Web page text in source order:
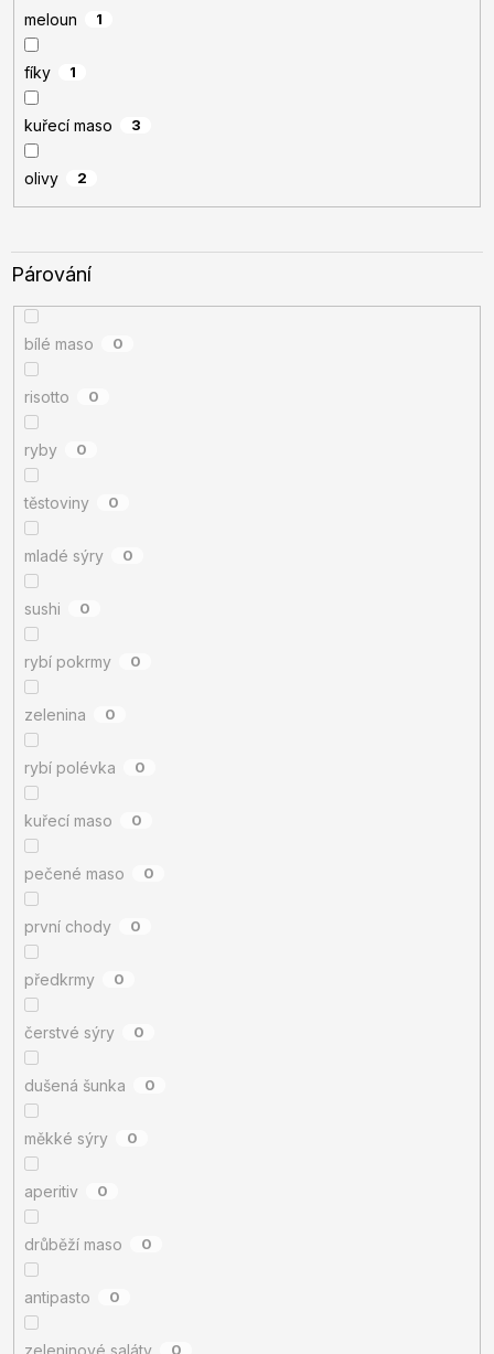
meloun 1
fíky 1
kuřecí maso 3
olivy 2
Párování
bílé maso 0
risotto 0
ryby 0
těstoviny 0
mladé sýry 0
sushi 0
rybí pokrmy 0
zelenina 0
rybí polévka 0
kuřecí maso 0
pečené maso 0
první chody 0
předkrmy 0
čerstvé sýry 0
dušená šunka 0
měkké sýry 0
aperitiv 0
drůběží maso 0
antipasto 0
zeleninové saláty 0